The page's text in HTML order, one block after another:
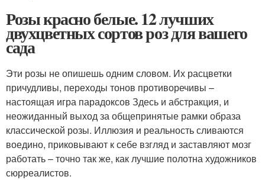
Розы красно белые. 12 лучших
двухцветных сортов роз для вашего
сада
Эти розы не опишешь одним словом. Их расцветки
причудливы, переходы тонов противоречивы –
настоящая игра парадоксов Здесь и абстракция, и
неожиданный выход за общепринятые рамки образа
классической розы. Иллюзия и реальность сливаются
воедино, приковывают к себе взгляд и заставляют мозг
работать – точно так же, как лучшие полотна художников
сюрреалистов.